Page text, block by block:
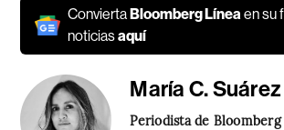
ConviertaBloomberg Líneaen su
noticiasaquí
María C. Suárez
Periodista de